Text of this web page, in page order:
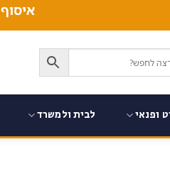
ופנאי לבית ולמשרד